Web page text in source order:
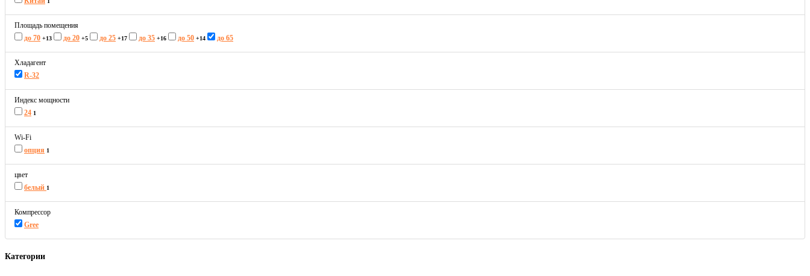
Площадь помещения
до 70 +13 до 20 +5 до 25 +17 до 35 +16 до 50 +14 до 65
Хладагент
R-32
Индекс мощности
24 1
Wi-Fi
опция 1
цвет
белый 1
Компрессор
Gree
Категории